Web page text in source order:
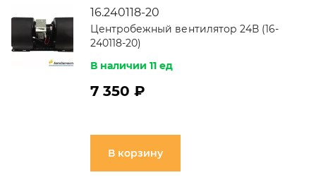
16.240118-20
Центробежный вентилятор 24В (16-
240118-20)
В наличии 11 ед
7 350 ₽
В корзину